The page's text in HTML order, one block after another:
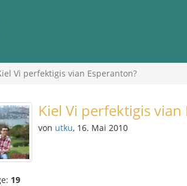
Vi perfektigis vian Esperanton?
Kiel Vi perfektigis vian
von utku, 16. Mai 2010
19